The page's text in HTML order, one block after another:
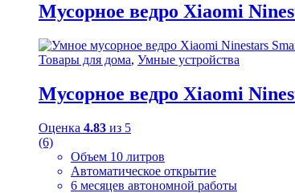
Мусорное ведро Xiaomi
Товары для дома, Умные устройства
Мусорное ведро Xiaomi
Оценка 4.83 из 5
(6)
Объем 10 литров
Автоматическое открытие
6 месяцев автономной работы